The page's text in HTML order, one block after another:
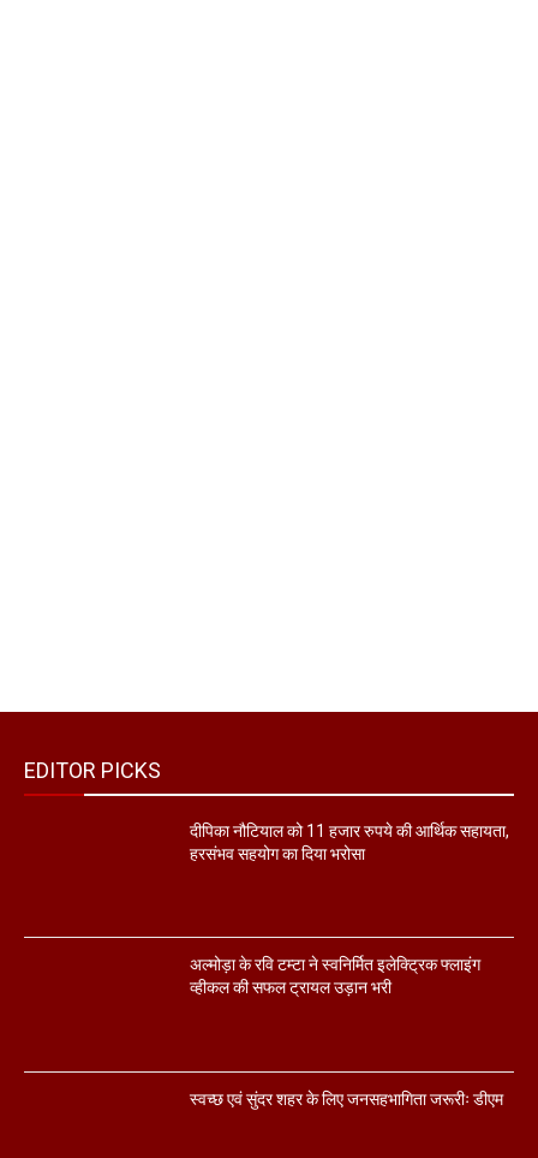
EDITOR PICKS
दीपिका नौटियाल को 11 हजार रुपये की आर्थिक सहायता,
हरसंभव सहयोग का दिया भरोसा
अल्मोड़ा के रवि टम्टा ने स्वनिर्मित इलेक्ट्रिक फ्लाइंग
व्हीकल की सफल ट्रायल उड़ान भरी
स्वच्छ एवं सुंदर शहर के लिए जनसहभागिता जरूरीः डीएम